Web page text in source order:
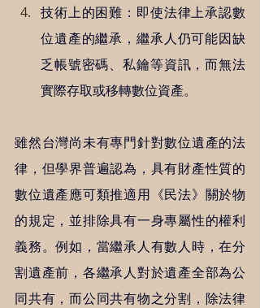
技術上的困難：即使法律上承認數
位遺產的繼承，繼承人仍可能因缺
乏帳號密碼、私鑰等資訊，而無法
實際存取或移轉數位資產。
雖然台灣尚未有專門針對數位遺產的法
律，但學界普遍認為，具有財產性質的
數位遺產應可類推適用《民法》關於物
的規定，並排除具有一身專屬性的權利
義務。例如，當繼承人有數人時，在分
割遺產前，各繼承人對於遺產全部為公
同共有，而公同共有物之分割，除法律